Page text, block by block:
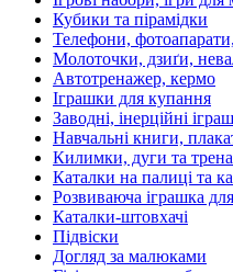
Кубики та пірамідки
Телефони,
Молоточки, дзиґи,
Автотренажер, кермо
Іграшки для купання
Заводні, інерційні
Навчальні книги,
Килимки, дуги та
Каталки на палиці та
Розвиваюча іграшка
Каталки-штовхачі
Підвіски
Догляд за малюками